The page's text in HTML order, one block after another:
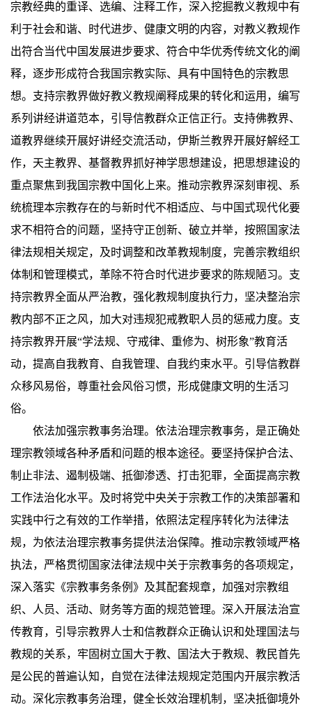
宗教经典的重译、选编、注释工作，深入挖掘教义教规中有
利于社会和谐、时代进步、健康文明的内容，对教义教规作
出符合当代中国发展进步要求、符合中华优秀传统文化的阐
释，逐步形成符合我国宗教实际、具有中国特色的宗教思
想。支持宗教界做好教义教规阐释成果的转化和运用，编写
系列讲经讲道范本，引导信教群众正信正行。支持佛教界、
道教界继续开展好讲经交流活动，伊斯兰教界开展好解经工
作，天主教界、基督教界抓好神学思想建设，把思想建设的
重点聚焦到我国宗教中国化上来。推动宗教界深刻审视、系
统梳理本宗教存在的与新时代不相适应、与中国式现代化要
求不相符合的问题，坚持守正创新、破立并举，按照国家法
律法规相关规定，及时调整和改革教规制度，完善宗教组织
体制和管理模式，革除不符合时代进步要求的陈规陋习。支
持宗教界全面从严治教，强化教规制度执行力，坚决整治宗
教内部不正之风，加大对违规犯戒教职人员的惩戒力度。支
持宗教界开展“学法规、守戒律、重修为、树形象”教育活
动，提高自我教育、自我管理、自我约束水平。引导信教群
众移风易俗，尊重社会风俗习惯，形成健康文明的生活习
俗。
依法加强宗教事务治理。依法治理宗教事务，是正确处
理宗教领域各种矛盾和问题的根本途径。要坚持保护合法、
制止非法、遏制极端、抵御渗透、打击犯罪，全面提高宗教
工作法治化水平。及时将党中央关于宗教工作的决策部署和
实践中行之有效的工作举措，依照法定程序转化为法律法
规，为依法治理宗教事务提供法治保障。推动宗教领域严格
执法，严格贯彻国家法律法规中关于宗教事务的各项规定，
深入落实《宗教事务条例》及其配套规章，加强对宗教组
织、人员、活动、财务等方面的规范管理。深入开展法治宣
传教育，引导宗教界人士和信教群众正确认识和处理国法与
教规的关系，牢固树立国大于教、国法大于教规、教民首先
是公民的普遍认知，自觉在法律法规规定范围内开展宗教活
动。深化宗教事务治理，健全长效治理机制，坚决抵御境外